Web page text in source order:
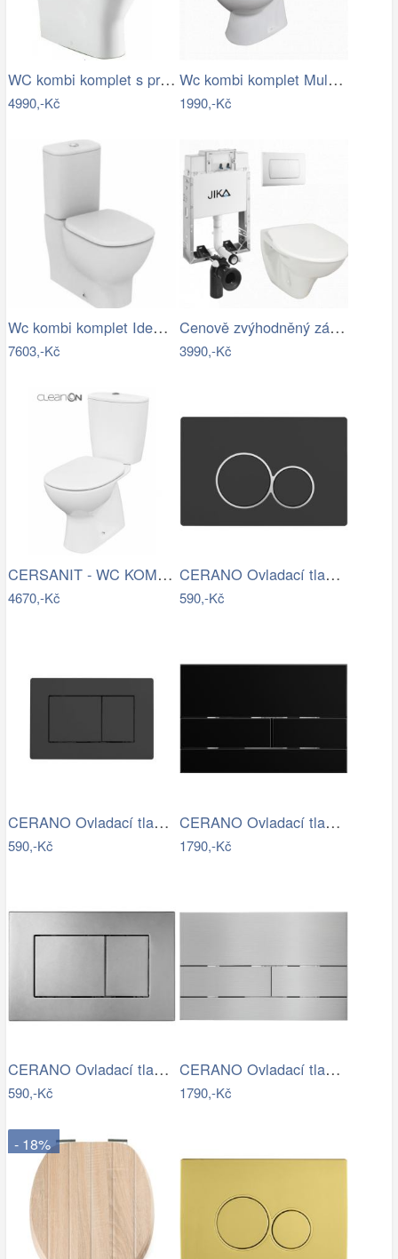
WC kombi komplet s prkénkem softclose…
4990,-Kč
Wc kombi komplet Multi Eur spodní odpad…
1990,-Kč
Wc kombi komplet Ideal Standard Tesi…
7603,-Kč
Cenově zvýhodněný závěsný WC set Jika k…
3990,-Kč
CERSANIT - WC KOMBI 682 ARTECO CO 020 3…
4670,-Kč
CERANO Ovladací tlačítko WC modulů Lite…
590,-Kč
CERANO Ovladací tlačítko WC modulů Lite…
590,-Kč
CERANO Ovladací tlačítko WC modulů Lite…
1790,-Kč
CERANO Ovladací tlačítko WC modulů Lite…
590,-Kč
CERANO Ovladací tlačítko WC modulů Lite…
1790,-Kč
- 18%